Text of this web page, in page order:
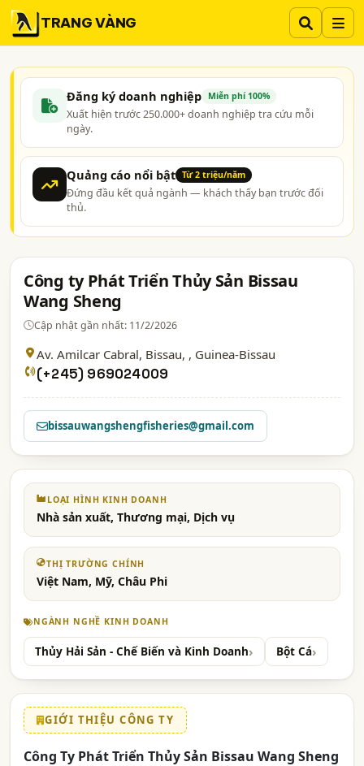
TRANG VÀNG
Đăng ký doanh nghiệp Miễn phí 100%
Xuất hiện trước 250.000+ doanh nghiệp tra cứu mỗi
ngày.
Quảng cáo nổi bật Từ 2 triệu/năm
Đứng đầu kết quả ngành — khách thấy bạn trước đối
thủ.
Công ty Phát Triển Thủy Sản Bissau
Wang Sheng
Cập nhật gần nhất: 11/2/2026
Av. Amilcar Cabral, Bissau, , Guinea-Bissau
(+245) 969024009
bissauwangshengfisheries@gmail.com
LOẠI HÌNH KINH DOANH
Nhà sản xuất, Thương mại, Dịch vụ
THỊ TRƯỜNG CHÍNH
Việt Nam, Mỹ, Châu Phi
NGÀNH NGHỀ KINH DOANH
Thủy Hải Sản - Chế Biến và Kinh Doanh Bột Cá
GIỚI THIỆU CÔNG TY
Công Ty Phát Triển Thủy Sản Bissau Wang Sheng